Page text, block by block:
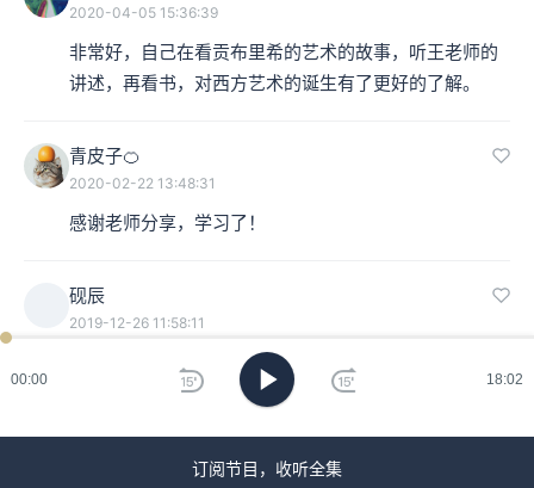
00:00 18:02
2020-04-05 15:36:39
非常好，自己在看贡布里希的艺术的故事，听王老师的
讲述，再看书，对西方艺术的诞生有了更好的了解。
青皮子🍊
2020-02-22 13:48:31
感谢老师分享，学习了！
砚辰
2019-12-26 11:58:11
这期的罗马帝国，现实创造力太令人震撼了。
蝴蝶花
2019-12-15 19:19:26订阅节目，收听全集